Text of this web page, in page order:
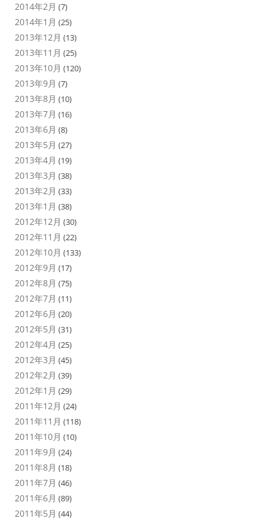
2014年2月 (7)
2014年1月 (25)
2013年12月 (13)
2013年11月 (25)
2013年10月 (120)
2013年9月 (7)
2013年8月 (10)
2013年7月 (16)
2013年6月 (8)
2013年5月 (27)
2013年4月 (19)
2013年3月 (38)
2013年2月 (33)
2013年1月 (38)
2012年12月 (30)
2012年11月 (22)
2012年10月 (133)
2012年9月 (17)
2012年8月 (75)
2012年7月 (11)
2012年6月 (20)
2012年5月 (31)
2012年4月 (25)
2012年3月 (45)
2012年2月 (39)
2012年1月 (29)
2011年12月 (24)
2011年11月 (118)
2011年10月 (10)
2011年9月 (24)
2011年8月 (18)
2011年7月 (46)
2011年6月 (89)
2011年5月 (44)